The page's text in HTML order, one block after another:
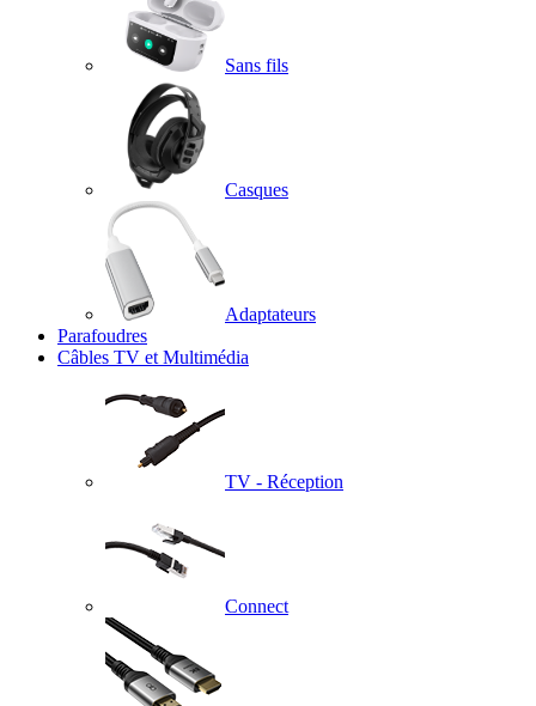
Sans fils
Casques
Adaptateurs
Parafoudres
Câbles TV et Multimédia
TV - Réception
Connect